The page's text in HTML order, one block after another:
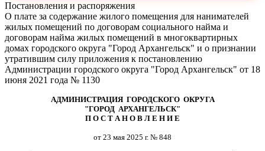
Постановления и распоряжения
О плате за содержание жилого помещения для нанимателей
жилых помещений по договорам социального найма и
договорам найма жилых помещений в многоквартирных
домах городского округа "Город Архангельск" и о признании
утратившим силу приложения к постановлению
Администрации городского округа "Город Архангельск" от 18
июня 2021 года № 1130
АДМИНИСТРАЦИЯ ГОРОДСКОГО ОКРУГА
"ГОРОД АРХАНГЕЛЬСК"
П О С Т А Н О В Л Е Н И Е
от 23 мая 2025 г. № 848